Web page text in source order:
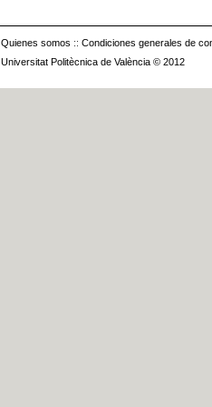
Quienes somos :: Condiciones generales de
Universitat Politècnica de València © 2012